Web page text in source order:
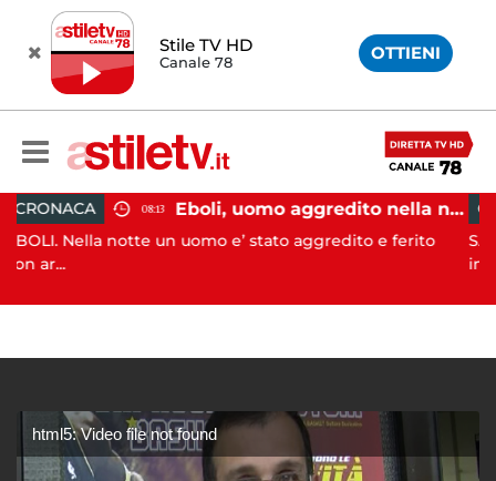
Stile TV HD
Canale 78 OTTIENI
08:13 Eboli, uomo aggredito nella notte: indagini in corso
notte un uomo e’ stato aggredito e ferito
CRONACA
SALERNO.
html5: Video file not found